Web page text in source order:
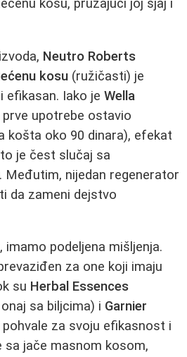
kosu, pružajući joj sjaj i
Neutro Roberts
kosu (ružičasti) je
efikasan. Iako je Wella
upotrebe ostavio
košta oko 90 dinara), efekat
je čest slučaj sa
Međutim, nijedan regenerator
da zameni dejstvo
podeljena mišljenja.
za one koji imaju
su Herbal Essences
sa biljcima) i Garnier
za svoju efikasnost i
sa jače masnom kosom,